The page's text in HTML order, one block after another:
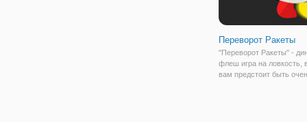
Переворот Ракеты
"Переворот Ракеты" -
флеш игра на ловкость,
вам предстоит быть